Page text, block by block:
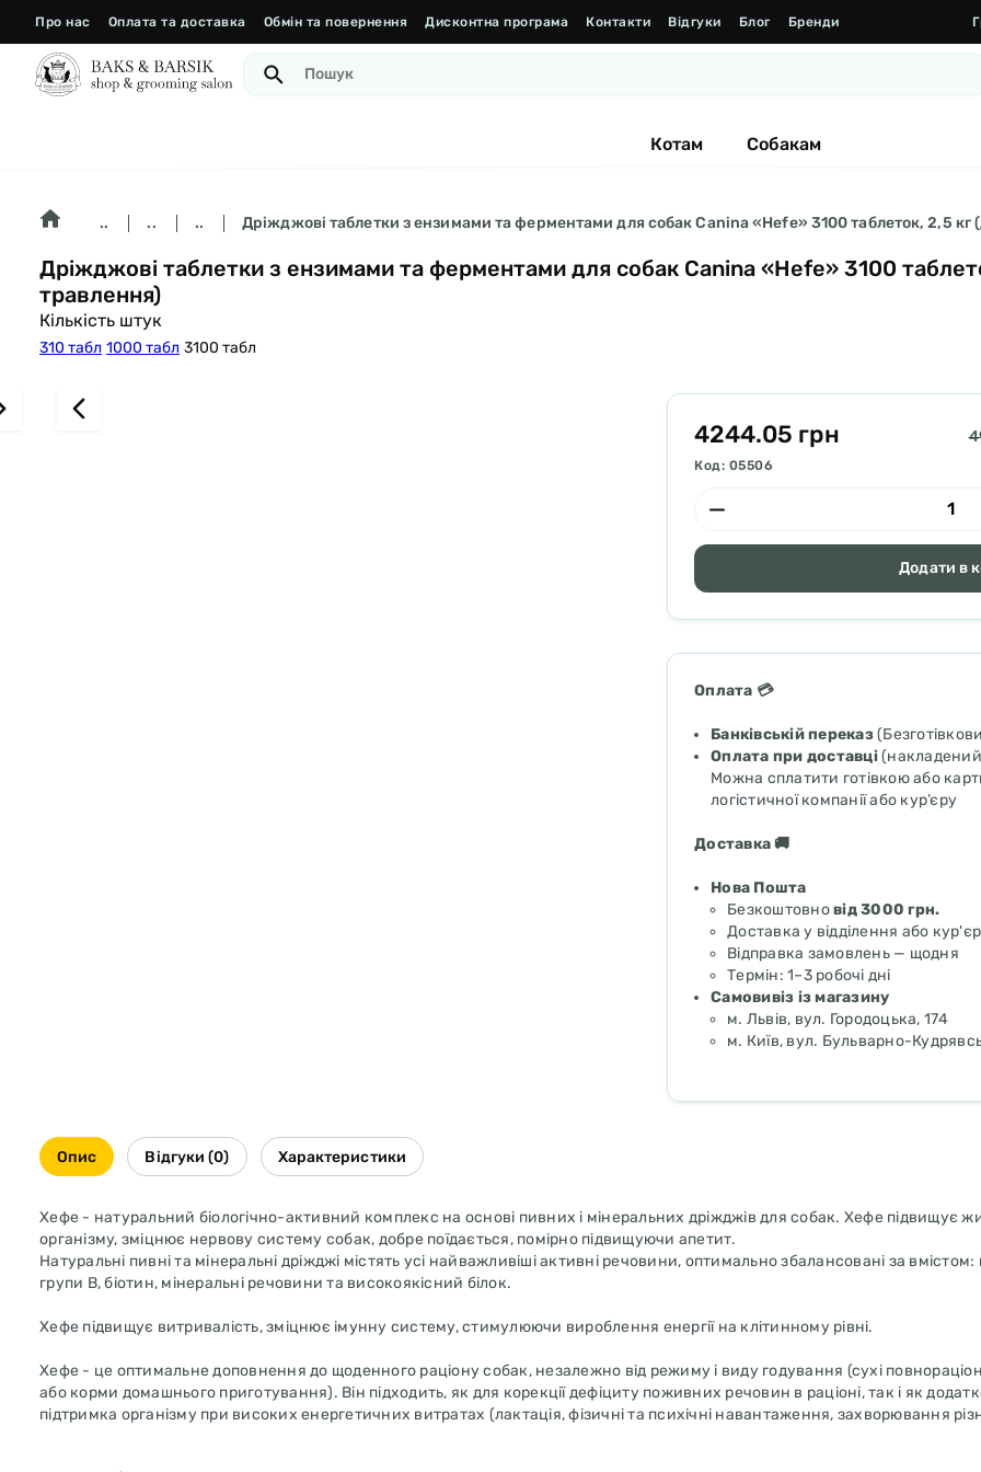
Про нас Оплата та доставка Обмін та повернення Дисконтна програма Контакти Відгуки Блог Бренди
Котам Собакам
.. .. .. Дріжджові таблетки з ензимами та ферментами для собак Canina «Hefe» 3100 таблеток, 2,5 кг
Дріжджові таблетки з ензимами та ферментами для собак Canina «Hefe» 3100
травлення)
Кількість штук
310 табл 1000 табл 3100 табл
4244.05 грн
Код: 05506
Додати в
Оплата 💳
Банківській переказ
Оплата при доставці(накладений
Можна сплатити готівкою або
логістичної компанії або кур’єру
Доставка 🚚
Нова Пошта
Безкоштовновід 3000 грн.
Доставка у відділення або
Відправка замовлень — щодня
Термін: 1–3 робочі дні
Самовивіз із магазину
м. Львів, вул. Городоцька, 174
м. Київ, вул. Бульварно-
Опис Відгуки (0) Характеристики
Хефе - натуральний біологічно-активний комплекс на основі пивних і мінеральних дріжджів для собак. Хефе підвищує
організму, зміцнює нервову систему собак, добре поїдається, помірно підвищуючи апетит.
Натуральні пивні та мінеральні дріжджі містять усі найважливіші активні речовини, оптимально збалансовані за вмістом:
групи В, біотин, мінеральні речовини та високоякісний білок.
Хефе підвищує витривалість, зміцнює імунну систему, стимулюючи вироблення енергії на клітинному рівні.
Хефе - це оптимальне доповнення до щоденного раціону собак, незалежно від режиму і виду годування (сухі
або корми домашнього приготування). Він підходить, як для корекції дефіциту поживних речовин в раціоні, так і як
підтримка організму при високих енергетичних витратах (лактація, фізичні та психічні навантаження, захворювання